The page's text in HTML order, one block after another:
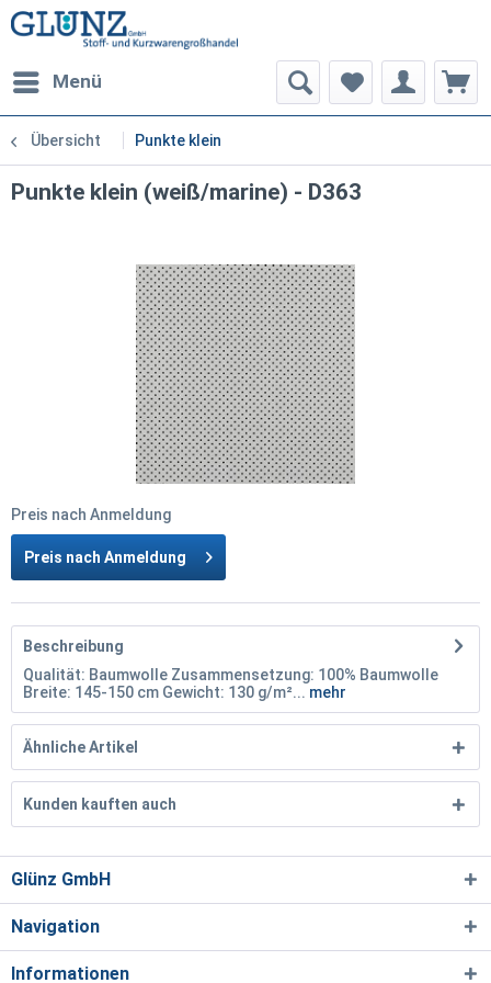
Menü
Übersicht Punkte klein
Punkte klein (weiß/marine) - D363
Preis nach Anmeldung
Preis nach Anmeldung
Beschreibung
Qualität: Baumwolle Zusammensetzung: 100% Baumwolle
Breite: 145-150 cm Gewicht: 130 g/m²... mehr
Ähnliche Artikel
Kunden kauften auch
Glünz GmbH
Navigation
Informationen